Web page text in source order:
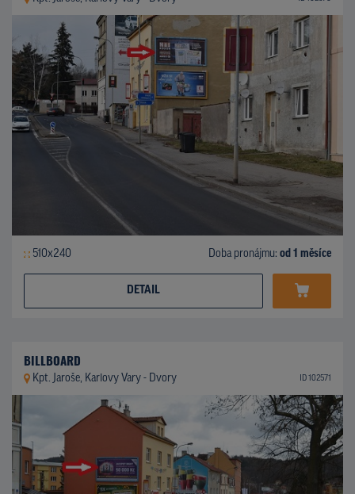
510x240 Doba pronájmu: od 1 měsíce
DETAIL
BILLBOARD
Kpt. Jaroše, Karlovy Vary - Dvory ID 102571